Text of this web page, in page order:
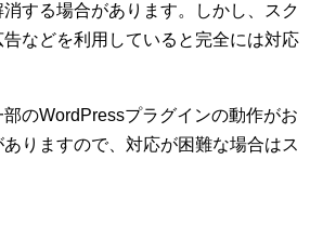
する場合があります。しかし、スク
などを利用していると完全には対応
のWordPressプラグインの動作がお
りますので、対応が困難な場合はス